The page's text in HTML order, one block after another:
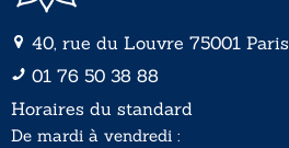
40, rue du Louvre 75001 Paris
01 76 50 38 88
Horaires du standard
De mardi à vendredi :